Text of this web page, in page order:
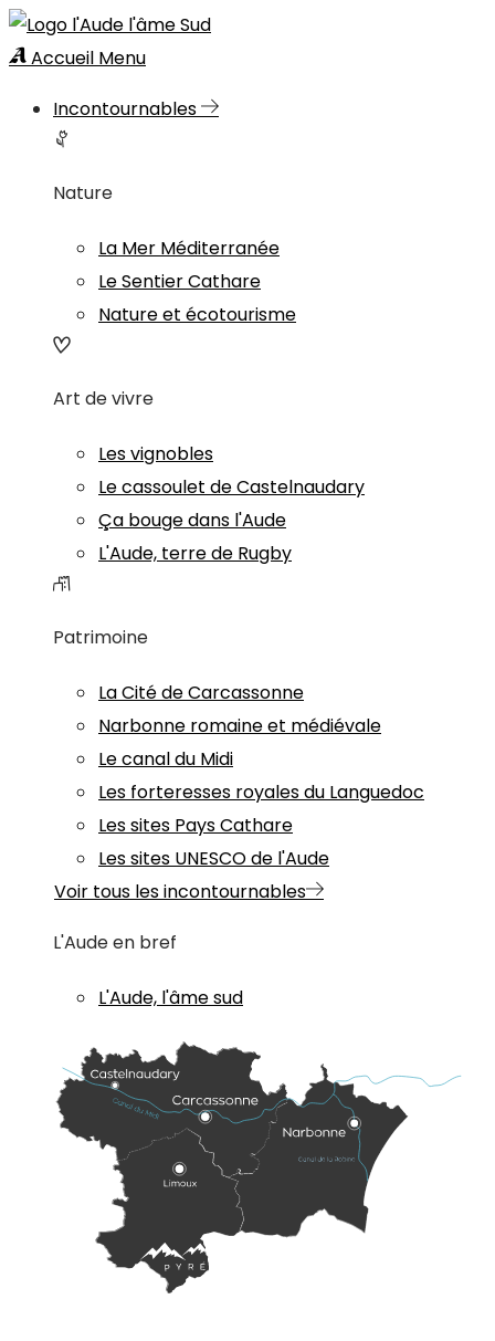
Accueil Menu
Incontournables
Nature
La Mer Méditerranée
Le Sentier Cathare
Nature et écotourisme
Art de vivre
Les vignobles
Le cassoulet de Castelnaudary
Ça bouge dans l'Aude
L'Aude, terre de Rugby
Patrimoine
La Cité de Carcassonne
Narbonne romaine et médiévale
Le canal du Midi
Les forteresses royales du Languedoc
Les sites Pays Cathare
Les sites UNESCO de l'Aude
Voir tous les incontournables
L'Aude en bref
L'Aude, l'âme sud